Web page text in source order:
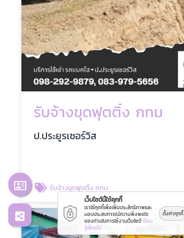
รับจ้างขุดฟุตติ้ง กทม
ป.ประยูรเซอร์วิส
รับจ้างขุดฟุตติ้ง กทม
เว็บไซต์นี้ใช้คุกกี้
เราใช้คุกกี้เพื่อเพิ่มประสิทธิภาพและ
มอบประสบการณ์ความพึงพอใจ
ของท่านในการใช้งานเว็บไซต์ เรียน
รู้เพิ่มเติม
ตั้งค่าคุกกี้